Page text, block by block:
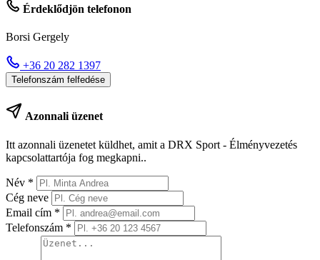
Érdeklődjön telefonon
Borsi Gergely
+36 20 282 1397
Telefonszám felfedése
Azonnali üzenet
Itt azonnali üzenetet küldhet, amit a DRX Sport - Élményvezetés
kapcsolattartója fog megkapni..
Név *
Cég neve
Email cím *
Telefonszám *